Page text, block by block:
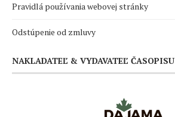
Pravidlá používania webovej stránky
Odstúpenie od zmluvy
NAKLADATEĽ & VYDAVATEĽ ČASOPISU